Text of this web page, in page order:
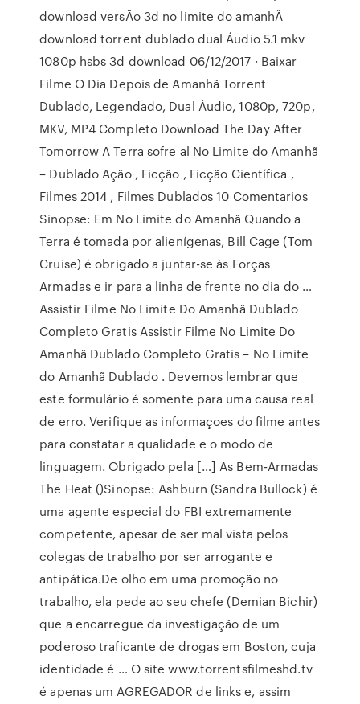
download versÃo 3d no limite do amanhÃ
download torrent dublado dual Áudio 5.1 mkv
1080p hsbs 3d download 06/12/2017 · Baixar
Filme O Dia Depois de Amanhã Torrent
Dublado, Legendado, Dual Áudio, 1080p, 720p,
MKV, MP4 Completo Download The Day After
Tomorrow A Terra sofre al No Limite do Amanhã
– Dublado Ação , Ficção , Ficção Científica ,
Filmes 2014 , Filmes Dublados 10 Comentarios
Sinopse: Em No Limite do Amanhã Quando a
Terra é tomada por alienígenas, Bill Cage (Tom
Cruise) é obrigado a juntar-se às Forças
Armadas e ir para a linha de frente no dia do …
Assistir Filme No Limite Do Amanhã Dublado
Completo Gratis Assistir Filme No Limite Do
Amanhã Dublado Completo Gratis – No Limite
do Amanhã Dublado . Devemos lembrar que
este formulário é somente para uma causa real
de erro. Verifique as informaçoes do filme antes
para constatar a qualidade e o modo de
linguagem. Obrigado pela […] As Bem-Armadas
The Heat ()Sinopse: Ashburn (Sandra Bullock) é
uma agente especial do FBI extremamente
competente, apesar de ser mal vista pelos
colegas de trabalho por ser arrogante e
antipática.De olho em uma promoção no
trabalho, ela pede ao seu chefe (Demian Bichir)
que a encarregue da investigação de um
poderoso traficante de drogas em Boston, cuja
identidade é … O site www.torrentsfilmeshd.tv
é apenas um AGREGADOR de links e, assim